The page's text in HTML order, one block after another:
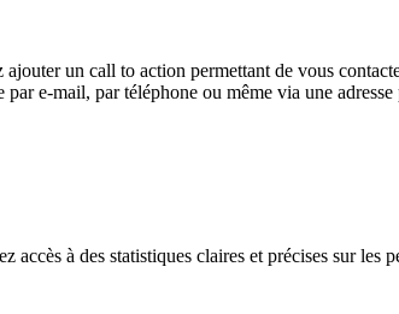
un call to action permettant de vous
e-mail, par téléphone ou même via une adresse
accès à des statistiques claires et précises sur